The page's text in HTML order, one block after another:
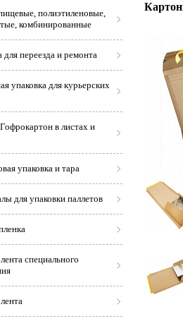
полиэтиленовые,
комбинированные
для переезда и ремонта
упаковка для курьерских
в листах и
упаковка и тара
для упаковки паллетов
специального